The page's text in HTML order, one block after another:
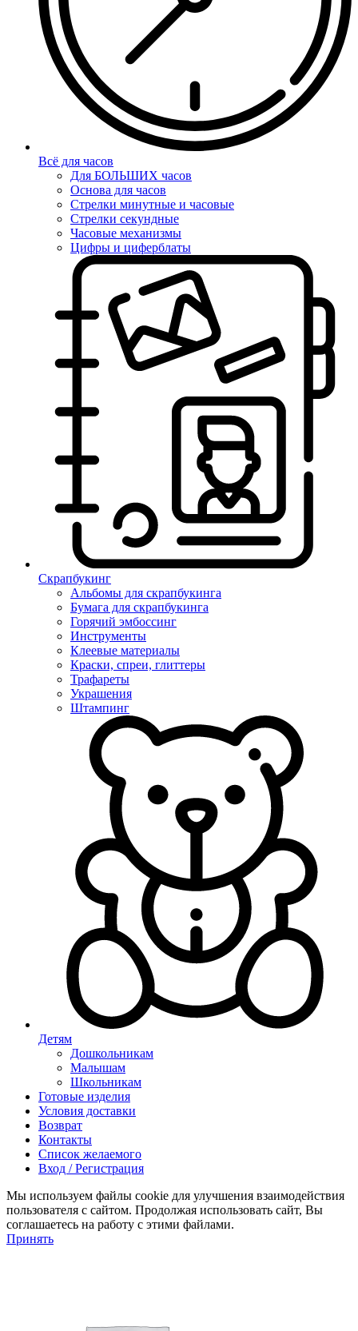
Всё для часов
Для БОЛЬШИХ часов
Основа для часов
Стрелки минутные и часовые
Стрелки секундные
Часовые механизмы
Цифры и циферблаты
Скрапбукинг
Альбомы для скрапбукинга
Бумага для скрапбукинга
Горячий эмбоссинг
Инструменты
Клеевые материалы
Краски, спреи, глиттеры
Трафареты
Украшения
Штампинг
Детям
Дошкольникам
Малышам
Школьникам
Готовые изделия
Условия доставки
Возврат
Контакты
Список желаемого
Вход / Регистрация
Мы используем файлы cookie для улучшения взаимодействия
пользователя с сайтом. Продолжая использовать сайт, Вы
соглашаетесь на работу с этими файлами.
Принять